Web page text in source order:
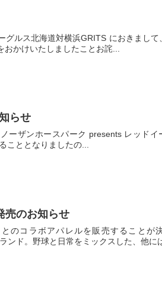
ルス北海道対横浜GRITS におきまして
かけいたしましたことお詫...
らせ
ーザンホースパーク presents レッド
こととなりましたの...
売のお知らせ
のコラボアパレルを販売することが
ド。野球と日常をミックスした、他に